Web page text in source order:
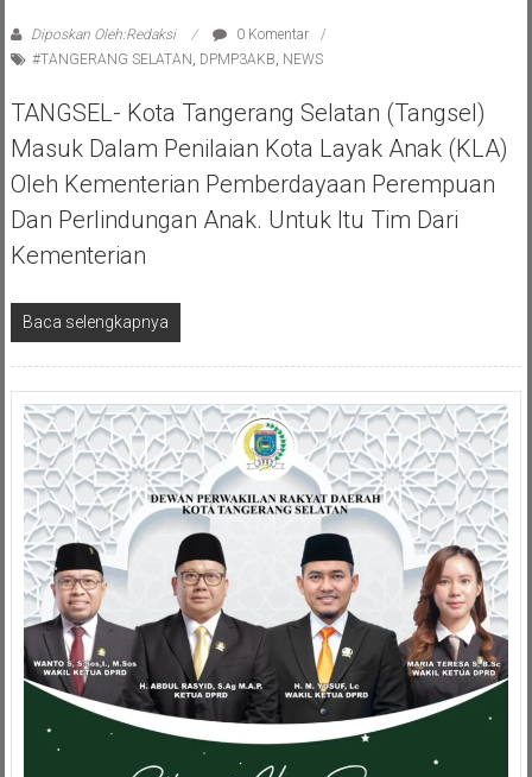
Diposkan Oleh:Redaksi
0 Komentar
#TANGERANG SELATAN DPMP3AKB NEWS
TANGSEL- Kota Tangerang Selatan (Tangsel)
Masuk Dalam Penilaian Kota Layak Anak (KLA)
Oleh Kementerian Pemberdayaan Perempuan
Dan Perlindungan Anak. Untuk Itu Tim Dari
Kementerian
Baca selengkapnya